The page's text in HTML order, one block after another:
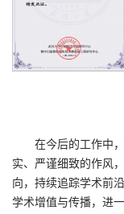
在今后的工作中
实、严谨细致的作风
向，持续追踪学术前
学术增值与传播，进